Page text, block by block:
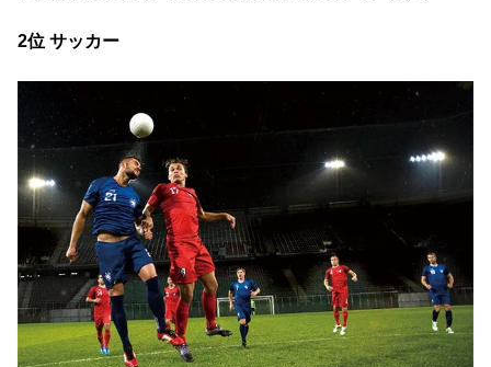
2位 サッカー